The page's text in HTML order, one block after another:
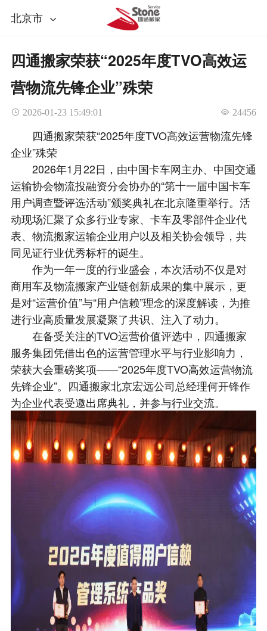
北京市
四通搬家荣获“2025年度TVO高效运
营物流先锋企业”殊荣
 2026-01-23 15:49:01  24456
四通搬家荣获“2025年度TVO高效运营物流先锋
企业”殊荣
2026年1月22日，由中国卡车网主办、中国交通
运输协会物流投融资分会协办的“第十一届中国卡车
用户调查暨评选活动”颁奖典礼在北京隆重举行。活
动现场汇聚了众多行业专家、卡车及零部件企业代
表、物流搬家运输企业用户以及相关协会领导，共
同见证行业优秀标杆的诞生。
作为一年一度的行业盛会，本次活动不仅是对
商用车及物流搬家产业链创新成果的集中展示，更
是对“运营价值”与“用户信赖”理念的深度解读，为推
进行业高质量发展凝聚了共识、注入了动力。
在备受关注的TVO运营价值评选中，四通搬家
服务集团凭借出色的运营管理水平与行业影响力，
荣获大会重磅奖项——“2025年度TVO高效运营物流
先锋企业”。四通搬家北京宏远公司总经理何开锋作
为企业代表受邀出席典礼，并参与行业交流。